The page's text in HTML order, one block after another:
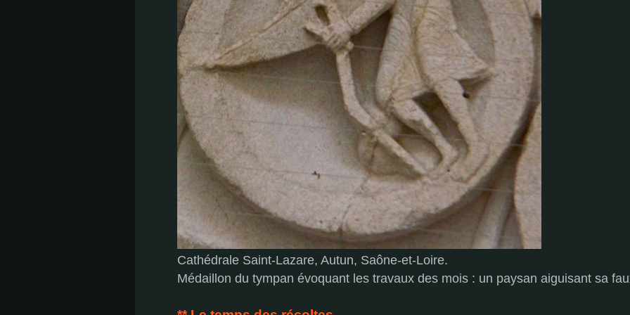
Cathédrale Saint-Lazare, Autun, Saône-et-Loire.
Médaillon du tympan évoquant les travaux des mois : un paysan aiguisant sa